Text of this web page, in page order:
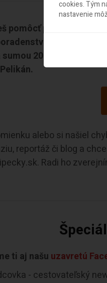
pomôcť pri výbere
pri
20 eur, avšak tá
alebo si našiel
reportáž či blog a
Radi ho
ti aj našu uzavretú
- cestovateľský
cookies. Tým
nastavenie